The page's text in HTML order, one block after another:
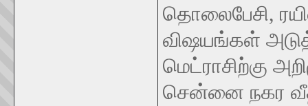
தொலைபேசி,
விஷயங்கள்
மெட்ராசிற்கு
சென்னை நகர